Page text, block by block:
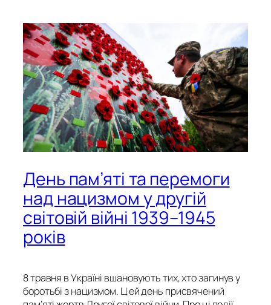
День пам’яті та перемоги
над нацизмом у другій
світовій війні 1939–1945
років
8 травня в Україні вшановують тих, хто загинув у
боротьбі з нацизмом. Ц ей день присвячений